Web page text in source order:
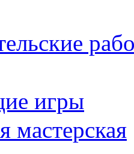
игры
мастерская